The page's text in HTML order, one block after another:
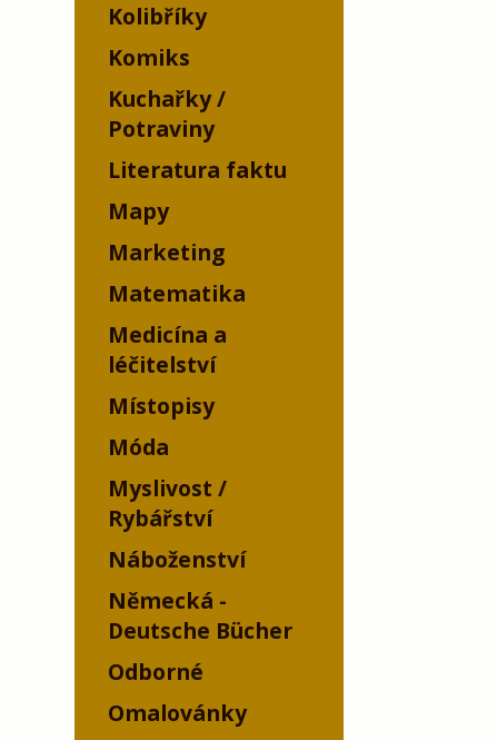
Kolibříky
Komiks
Kuchařky /
Potraviny
Literatura faktu
Mapy
Marketing
Matematika
Medicína a
léčitelství
Místopisy
Móda
Myslivost /
Rybářství
Náboženství
Německá -
Deutsche Bücher
Odborné
Omalovánky